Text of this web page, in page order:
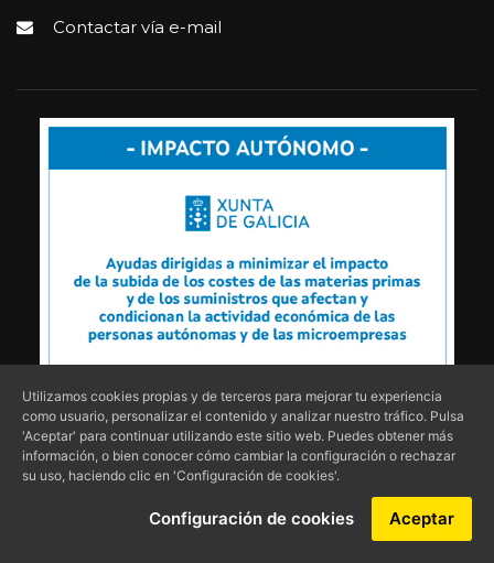
Contactar vía e-mail
Copyright © 2018 - 2026 | Inmobiliaria Rías Baixas |Política de
Aviso Legal|Cookies|Ayudas públicas
Utilizamos cookies propias y de terceros para mejorar tu experiencia
como usuario, personalizar el contenido y analizar nuestro tráfico. Pulsa
'Aceptar' para continuar utilizando este sitio web. Puedes obtener más
información, o bien conocer cómo cambiar la configuración o rechazar
su uso, haciendo clic en 'Configuración de cookies'.
Configuración de cookies Aceptar